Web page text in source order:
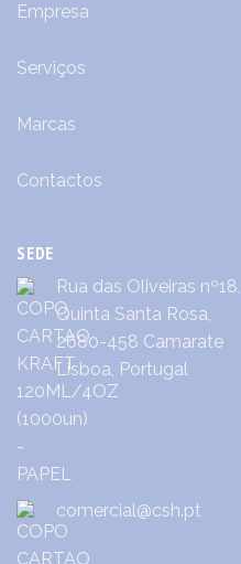
Empresa
Serviços
Marcas
Contactos
SEDE
Rua das Oliveiras nº18,
Quinta Santa Rosa,
2680-458 Camarate
Lisboa, Portugal
comercial@csh.pt